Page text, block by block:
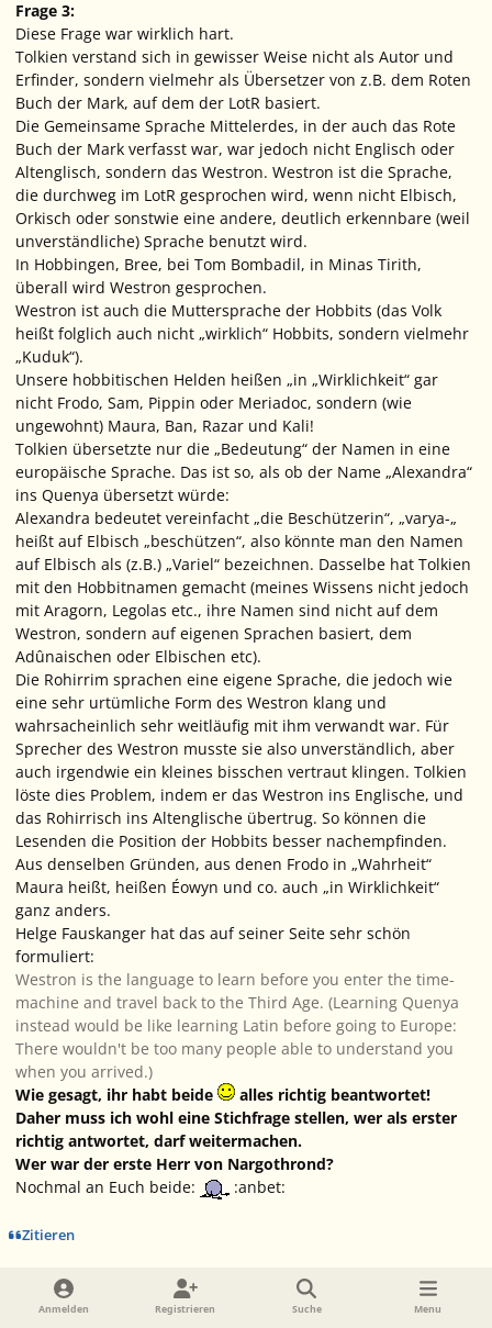
Frage 3:
Diese Frage war wirklich hart.
Tolkien verstand sich in gewisser Weise nicht als Autor und
Erfinder, sondern vielmehr als Übersetzer von z.B. dem Roten
Buch der Mark, auf dem der LotR basiert.
Die Gemeinsame Sprache Mittelerdes, in der auch das Rote
Buch der Mark verfasst war, war jedoch nicht Englisch oder
Altenglisch, sondern das Westron. Westron ist die Sprache,
die durchweg im LotR gesprochen wird, wenn nicht Elbisch,
Orkisch oder sonstwie eine andere, deutlich erkennbare (weil
unverständliche) Sprache benutzt wird.
In Hobbingen, Bree, bei Tom Bombadil, in Minas Tirith,
überall wird Westron gesprochen.
Westron ist auch die Muttersprache der Hobbits (das Volk
heißt folglich auch nicht „wirklich“ Hobbits, sondern vielmehr
„Kuduk“).
Unsere hobbitischen Helden heißen „in „Wirklichkeit“ gar
nicht Frodo, Sam, Pippin oder Meriadoc, sondern (wie
ungewohnt) Maura, Ban, Razar und Kali!
Tolkien übersetzte nur die „Bedeutung“ der Namen in eine
europäische Sprache. Das ist so, als ob der Name „Alexandra“
ins Quenya übersetzt würde:
Alexandra bedeutet vereinfacht „die Beschützerin“, „varya-„
heißt auf Elbisch „beschützen“, also könnte man den Namen
auf Elbisch als (z.B.) „Variel“ bezeichnen. Dasselbe hat Tolkien
mit den Hobbitnamen gemacht (meines Wissens nicht jedoch
mit Aragorn, Legolas etc., ihre Namen sind nicht auf dem
Westron, sondern auf eigenen Sprachen basiert, dem
Adûnaischen oder Elbischen etc).
Die Rohirrim sprachen eine eigene Sprache, die jedoch wie
eine sehr urtümliche Form des Westron klang und
wahrsacheinlich sehr weitläufig mit ihm verwandt war. Für
Sprecher des Westron musste sie also unverständlich, aber
auch irgendwie ein kleines bisschen vertraut klingen. Tolkien
löste dies Problem, indem er das Westron ins Englische, und
das Rohirrisch ins Altenglische übertrug. So können die
Lesenden die Position der Hobbits besser nachempfinden.
Aus denselben Gründen, aus denen Frodo in „Wahrheit“
Maura heißt, heißen Éowyn und co. auch „in Wirklichkeit“
ganz anders.
Helge Fauskanger hat das auf seiner Seite sehr schön
formuliert:
Westron is the language to learn before you enter the time-
machine and travel back to the Third Age. (Learning Quenya
instead would be like learning Latin before going to Europe:
There wouldn't be too many people able to understand you
when you arrived.)
Wie gesagt, ihr habt beide
alles richtig beantwortet!
Daher muss ich wohl eine Stichfrage stellen, wer als erster
richtig antwortet, darf weitermachen.
Wer war der erste Herr von Nargothrond?
Nochmal an Euch beide:
:anbet:
Zitieren
Neniel Tindómerel Ehrenmitglied
Ersteller-Statistik
Anmelden Registrieren Suche Menu